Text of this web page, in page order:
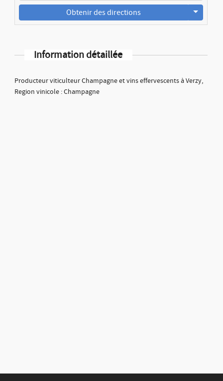
Obtenir des directions
Information détaillée
Producteur viticulteur Champagne et vins effervescents à Verzy,
Region vinicole : Champagne